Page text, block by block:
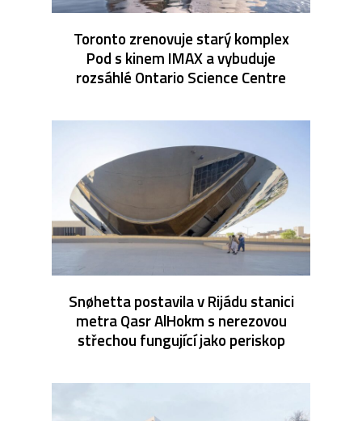
Toronto zrenovuje starý komplex
Pod s kinem IMAX a vybuduje
rozsáhlé Ontario Science Centre
Snøhetta postavila v Rijádu stanici
metra Qasr AlHokm s nerezovou
střechou fungující jako periskop